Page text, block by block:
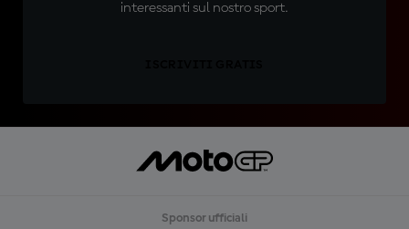
interessanti sul nostro sport.
Sponsor ufficiali